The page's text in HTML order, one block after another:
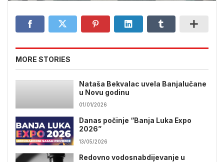
MORE STORIES
Nataša Bekvalac uvela Banjalučane
u Novu godinu
01/01/2026
Danas počinje “Banja Luka Expo
2026”
13/05/2026
Redovno vodosnabdijevanje u